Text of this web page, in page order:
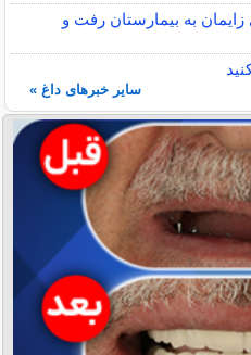
به بیمارستان رفت و
سایر خبرهای داغ »